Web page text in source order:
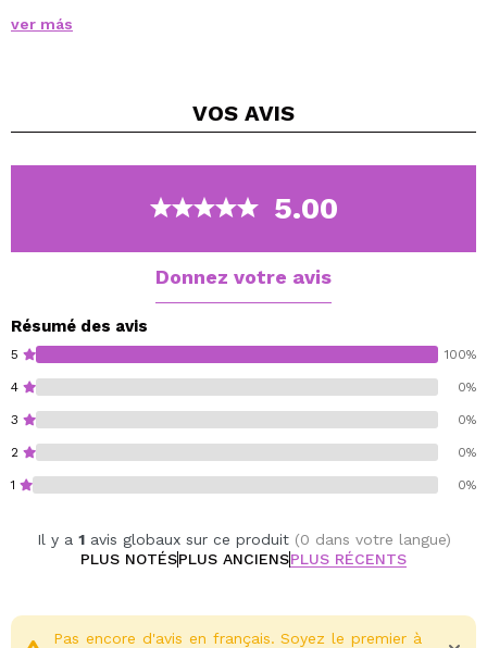
sublimer vos traits pour un look sain et jeune.
bien pour un look de jour subtil que pour un fini de
Enrichi en ingrédients hydratants, ce blush prend soin
de votre peau tout en l'embellissant, sans la dessécher
offrir un fini uniforme et durable sans bavures ni
ver más
VOS AVIS
5.00
Donnez votre avis
Résumé des avis
5 100%
4 0%
3 0%
2 0%
1 0%
Il y a 1avis globaux sur ce produit (0 dans votre langue)
PLUS NOTÉSPLUS ANCIENSPLUS RÉCENTS
Pas encore d'avis en français. Soyez le premier à